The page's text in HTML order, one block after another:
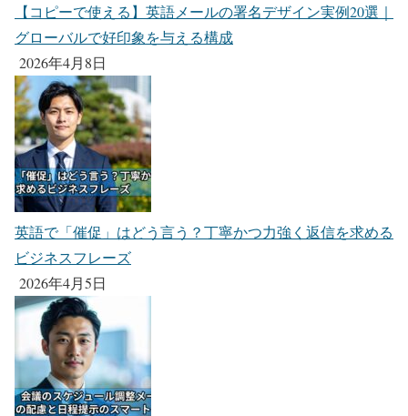
【コピーで使える】英語メールの署名デザイン実例20選｜
グローバルで好印象を与える構成
2026年4月8日
英語で「催促」はどう言う？丁寧かつ力強く返信を求める
ビジネスフレーズ
2026年4月5日